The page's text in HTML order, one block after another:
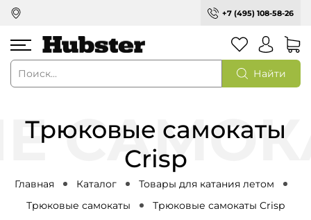
+7 (495) 108-58-26
Найти
Трюковые самокаты
Crisp
Главная Каталог
Товары для катания летом
Трюковые самокаты
Трюковые самокаты Crisp